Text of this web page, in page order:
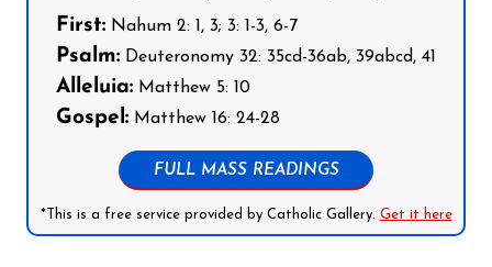
First: Nahum 2: 1, 3; 3: 1-3, 6-7
Psalm: Deuteronomy 32: 35cd-36ab, 39abcd, 41
Alleluia: Matthew 5: 10
Gospel: Matthew 16: 24-28
FULL MASS READINGS
*This is a free service provided by Catholic Gallery. Get it here